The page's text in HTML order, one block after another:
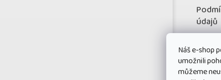
Náš e-shop
umožnili
můžeme
údajů